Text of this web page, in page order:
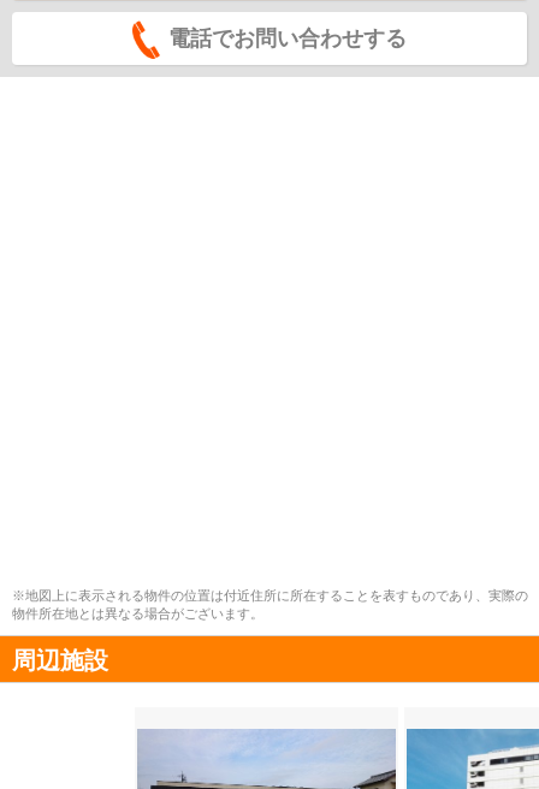
電話でお問い合わせする
※地図上に表示される物件の位置は付近住所に所在することを表すものであり、実際の
物件所在地とは異なる場合がございます。
周辺施設